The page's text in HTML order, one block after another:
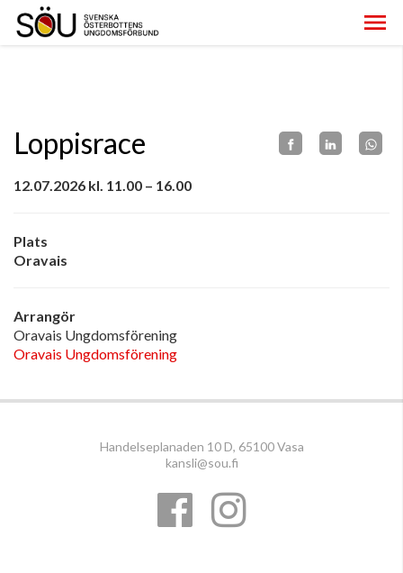
Loppisrace
12.07.2026 kl. 11.00 – 16.00
Plats
Oravais
Arrangör
Oravais Ungdomsförening
Oravais Ungdomsförening
Handelseplanaden 10 D, 65100 Vasa
kansli@sou.fi